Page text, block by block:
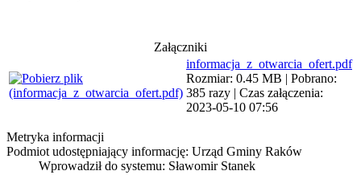
Załączniki
informacja_z_otwarcia_ofert.pdf
Rozmiar: 0.45 MB | Pobrano:
385 razy | Czas załączenia:
2023-05-10 07:56
Metryka informacji
Podmiot udostępniający informację: Urząd Gminy Raków
Wprowadził do systemu: Sławomir Stanek